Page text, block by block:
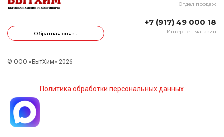
Обратная связь
Отдел продаж
+7 (917) 49 000 18
Интернет-магазин
© ООО «БытХим» 2026
Политика обработки персональных данных